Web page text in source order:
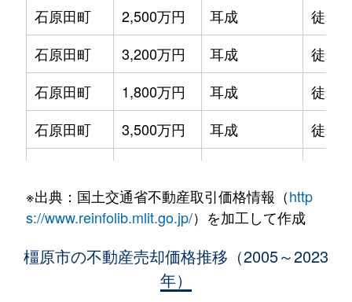
葛本町
2,800万円 新ノ口
徒歩14分
葛本町
1,400万円 新ノ口
徒歩13分
葛本町
1,400万円 新ノ口
徒歩13分
久米町
3,600万円 橿原神宮前
徒歩3分
五井町
1,600万円 大和八木
徒歩18分
光陽町
1,300万円 坊城
徒歩13分
1,400万円
石原田町
2,500万円 耳成
徒歩6
石原田町
3,200万円 耳成
徒歩
石原田町
1,800万円 耳成
徒歩9
石原田町
3,500万円 耳成
徒歩5
今井町
680万円 大和八木
徒歩
1,500万円
※出典：国土交通省不動産取引価格情報（http
s://www.reinfolib.mlit.go.jp/）を加工して作成
橿原市の不動産売却価格推移（2005～2023
年）